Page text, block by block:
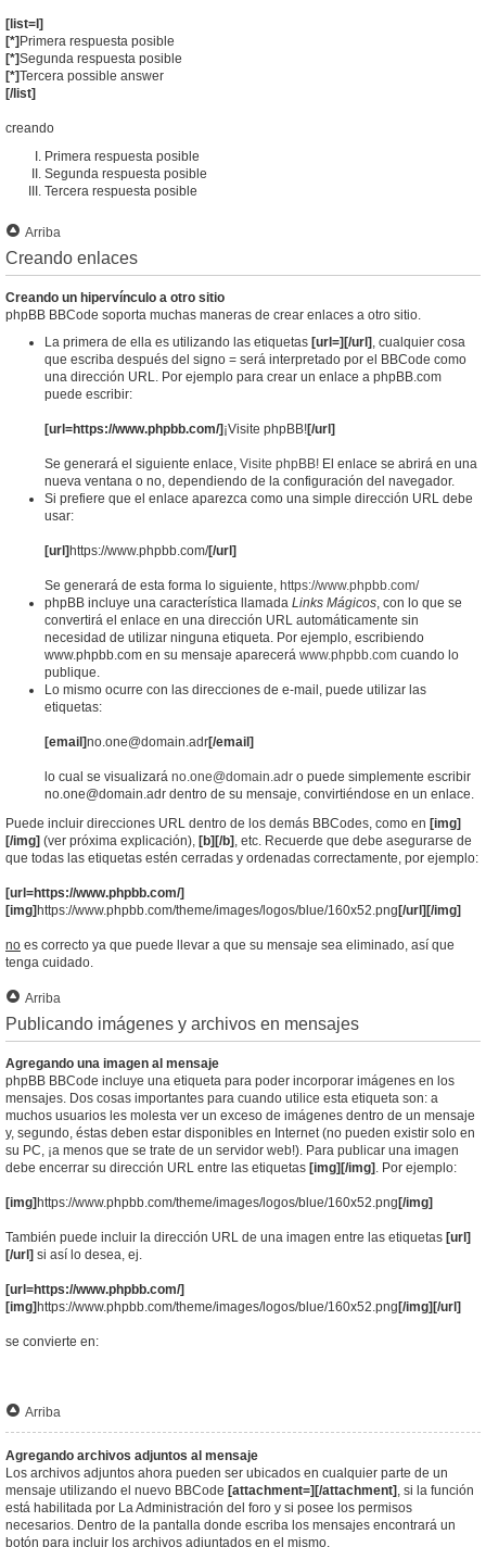
[list=I]
[*] Primera respuesta posible
[*]Segunda respuesta posible
[*]Tercera possible answer
[/list]
creando
Primera respuesta posible
Segunda respuesta posible
Tercera respuesta posible
Arriba
Creando enlaces
Creando un hipervínculo a otro sitio
phpBB BBCode soporta muchas maneras de crear enlaces a otro sitio.
La primera de ella es utilizando las etiquetas [url=][/url] , cualquier cosa
que escriba después del signo = será interpretado por el BBCode como
una dirección URL. Por ejemplo para crear un enlace a phpBB.com
puede escribir:
[url=https://www.phpbb.com/] ¡Visite phpBB![/url]
Se generará el siguiente enlace, Visite phpBB! El enlace se abrirá en una
nueva ventana o no, dependiendo de la configuración del navegador.
Si prefiere que el enlace aparezca como una simple dirección URL debe
usar:
[url] https://www.phpbb.com/[/url]
Se generará de esta forma lo siguiente, https://www.phpbb.com/
phpBB incluye una característica llamada Links Mágicos, con lo que se
convertirá el enlace en una dirección URL automáticamente sin
necesidad de utilizar ninguna etiqueta. Por ejemplo, escribiendo
www.phpbb.com en su mensaje aparecerá www.phpbb.com cuando lo
publique.
Lo mismo ocurre con las direcciones de e-mail, puede utilizar las
etiquetas:
[email]no.one@domain.adr[/email]
lo cual se visualizará no.one@domain.adr o puede simplemente escribir
no.one@domain.adr dentro de su mensaje, convirtiéndose en un enlace.
Puede incluir direcciones URL dentro de los demás BBCodes, como en [img]
[/img] (ver próxima explicación), [b][/b] , etc. Recuerde que debe asegurarse de
que todas las etiquetas estén cerradas y ordenadas correctamente, por ejemplo:
[url=https://www.phpbb.com/]
[img] https://www.phpbb.com/theme/images/logos/blue/160x52.png [/url][/img]
no es correcto ya que puede llevar a que su mensaje sea eliminado, así que
tenga cuidado.
Arriba
Publicando imágenes y archivos en mensajes
Agregando una imagen al mensaje
phpBB BBCode incluye una etiqueta para poder incorporar imágenes en los
mensajes. Dos cosas importantes para cuando utilice esta etiqueta son: a
muchos usuarios les molesta ver un exceso de imágenes dentro de un mensaje
y, segundo, éstas deben estar disponibles en Internet (no pueden existir solo en
su PC, ¡a menos que se trate de un servidor web!). Para publicar una imagen
debe encerrar su dirección URL entre las etiquetas [img][/img] . Por ejemplo:
[img] https://www.phpbb.com/theme/images/logos/blue/160x52.png [/img]
También puede incluir la dirección URL de una imagen entre las etiquetas [url]
[/url] si así lo desea, ej.
[url=https://www.phpbb.com/]
[img] https://www.phpbb.com/theme/images/logos/blue/160x52.png [/img][/url]
se convierte en:
Arriba
Agregando archivos adjuntos al mensaje
Los archivos adjuntos ahora pueden ser ubicados en cualquier parte de un
mensaje utilizando el nuevo BBCode [attachment=][/attachment] , si la función
está habilitada por La Administración del foro y si posee los permisos
necesarios. Dentro de la pantalla donde escriba los mensajes encontrará un
botón para incluir los archivos adjuntados en el mismo.